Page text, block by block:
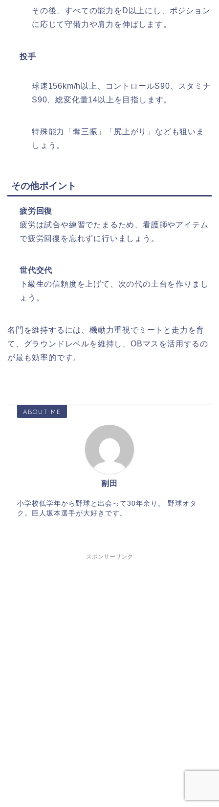
その後、すべての能力をD以上にし、ポジション
に応じて守備力や肩力を伸ばします。​
投手
球速156km/h以上、コントロールS90、スタミナ
S90、総変化量14以上を目指します。​
特殊能力「奪三振」「尻上がり」なども狙いま
しょう。​
その他ポイント
疲労回復
疲労は試合や練習でたまるため、看護師やアイテム
で疲労回復を忘れずに行いましょう。​
世代交代
下級生の信頼度を上げて、次の代の土台を作りまし
ょう。​
名門を維持するには、機動力重視でミートと走力を育
て、グラウンドレベルを維持し、OBマスを活用するの
が最も効率的です。
ABOUT ME
副田
小学校低学年から野球と出会って30年余り。 野球オタ
ク。巨人坂本選手が大好きです。
スポンサーリンク